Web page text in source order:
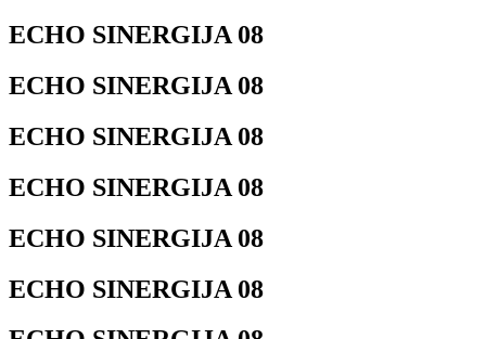
ECHO SINERGIJA 08
ECHO SINERGIJA 08
ECHO SINERGIJA 08
ECHO SINERGIJA 08
ECHO SINERGIJA 08
ECHO SINERGIJA 08